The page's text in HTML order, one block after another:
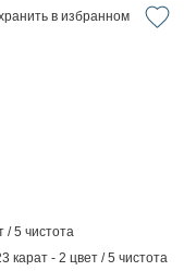
в избранном
/ 5 чистота
карат - 2 цвет / 5 чистота